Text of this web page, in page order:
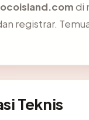
di
registrar.
Teknis